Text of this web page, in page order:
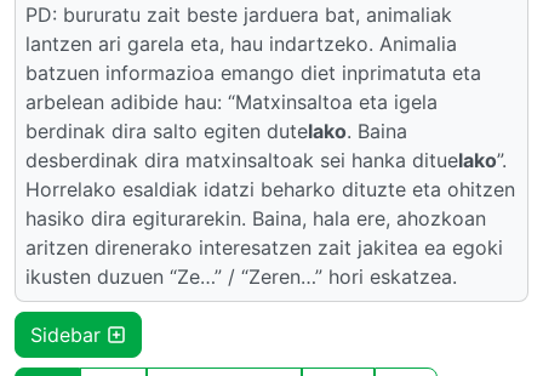
PD: bururatu zait beste jarduera bat, animaliak
lantzen ari garela eta, hau indartzeko. Animalia
batzuen informazioa emango diet inprimatuta eta
arbelean adibide hau: “Matxinsaltoa eta igela
berdinak dira salto egiten dutelako. Baina
desberdinak dira matxinsaltoak sei hanka dituelako”.
Horrelako esaldiak idatzi beharko dituzte eta ohitzen
hasiko dira egiturarekin. Baina, hala ere, ahozkoan
aritzen direnerako interesatzen zait jakitea ea egoki
ikusten duzuen “Ze…” / “Zeren…” hori eskatzea.
Sidebar